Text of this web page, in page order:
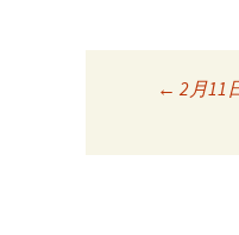
投
← 2月11